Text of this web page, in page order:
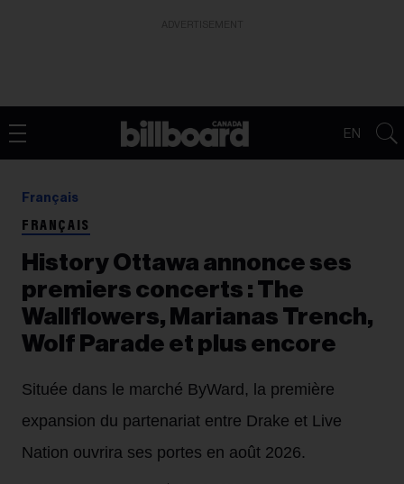
EN
Français
FRANÇAIS
History Ottawa annonce ses
premiers concerts : The
Wallflowers, Marianas Trench,
Wolf Parade et plus encore
Située dans le marché ByWard, la première
expansion du partenariat entre Drake et Live
Nation ouvrira ses portes en août 2026.